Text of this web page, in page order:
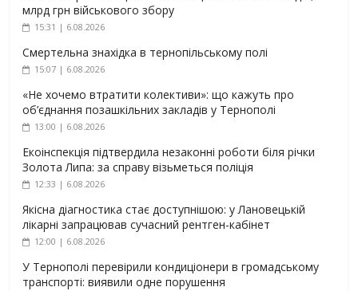
млрд грн військового збору
15:31 | 6.08.2026
Смертельна знахідка в тернопільському полі
15:07 | 6.08.2026
«Не хочемо втратити колективи»: що кажуть про
об’єднання позашкільних закладів у Тернополі
13:00 | 6.08.2026
Екоінспекція підтвердила незаконні роботи біля річки
Золота Липа: за справу візьметься поліція
12:33 | 6.08.2026
Якісна діагностика стає доступнішою: у Лановецькій
лікарні запрацював сучасний рентген-кабінет
12:00 | 6.08.2026
У Тернополі перевірили кондиціонери в громадському
транспорті: виявили одне порушення